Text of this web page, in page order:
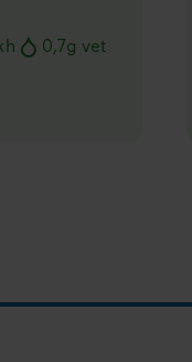
0,7g vet